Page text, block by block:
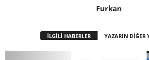
Furkan
İLGİLİ HABERLER YAZARIN DİĞER